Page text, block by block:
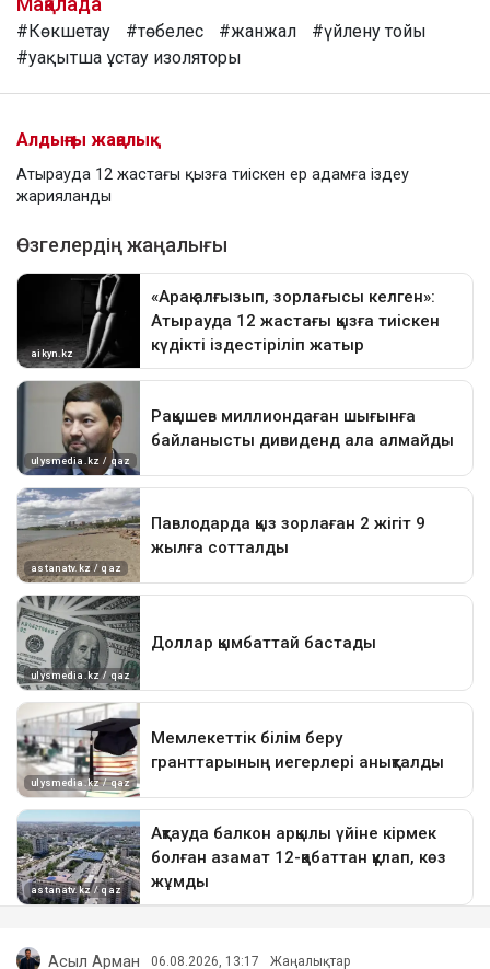
#Көкшетау #төбелес #жанжал
#үйлену тойы
#уақытша ұстау изоляторы
Алдыңғы жаңалық
Атырауда 12 жастағы қызға тиіскен ер адамға іздеу
жарияланды
Асыл Арман 06.08.2026, 13:17 Жаңалықтар